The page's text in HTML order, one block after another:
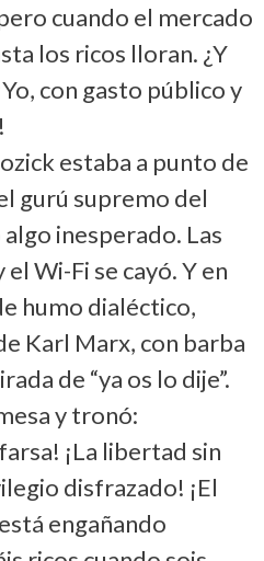
cuando el mercado
los ricos lloran. ¿Y
con gasto público y
estaba a punto de
gurú supremo del
inesperado. Las
Wi-Fi se cayó. Y en
humo dialéctico,
Karl Marx, con barba
de “ya os lo dije”.
y tronó:
¡La libertad sin
disfrazado! ¡El
engañando